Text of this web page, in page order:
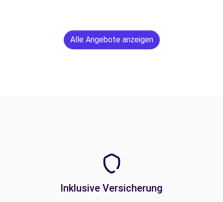
Alle Angebote anzeigen
Inklusive Versicherung